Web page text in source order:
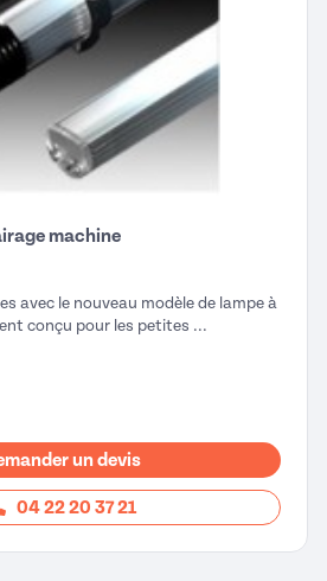
machine
avec le nouveau modèle de lampe à
conçu pour les petites ...
un devis
04 22 20 37 21